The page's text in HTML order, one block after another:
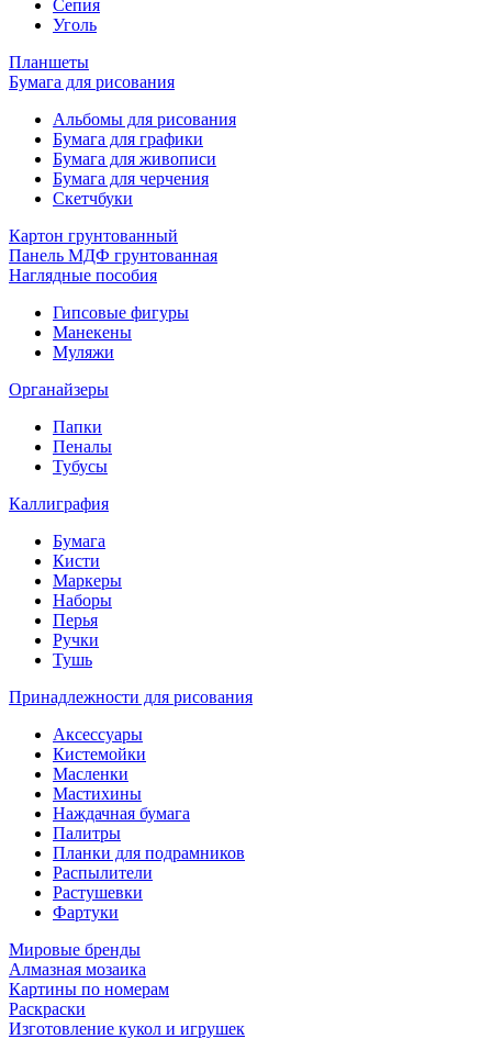
Сепия
Уголь
Планшеты
Бумага для рисования
Альбомы для рисования
Бумага для графики
Бумага для живописи
Бумага для черчения
Скетчбуки
Картон грунтованный
Панель МДФ грунтованная
Наглядные пособия
Гипсовые фигуры
Манекены
Муляжи
Органайзеры
Папки
Пеналы
Тубусы
Каллиграфия
Бумага
Кисти
Маркеры
Наборы
Перья
Ручки
Тушь
Принадлежности для рисования
Аксессуары
Кистемойки
Масленки
Мастихины
Наждачная бумага
Палитры
Планки для подрамников
Распылители
Растушевки
Фартуки
Мировые бренды
Алмазная мозаика
Картины по номерам
Раскраски
Изготовление кукол и игрушек